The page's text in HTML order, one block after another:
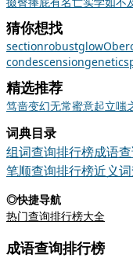
猜你想找
sectionrobustglow
condescensiongenetics
精选推荐
笃啬变幻无常蜜意起立嗤
词典目录
组词查询排行榜成语
笔顺查询排行榜近义
◎快捷导航
热门查询排行榜大全
成语查询排行榜